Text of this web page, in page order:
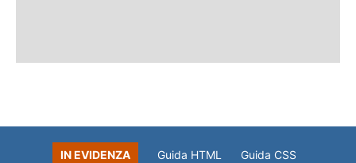
IN EVIDENZA Guida HTML
Guida CSS